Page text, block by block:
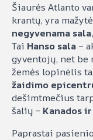
Šiaurės Atlanto
krantų, yra
negyvenama sala
Tai Hanso sala –
gyventojų, net be
žemės lopinėlis
žaidimo
dešimtmečius
šalių – Kanados
Paprastai